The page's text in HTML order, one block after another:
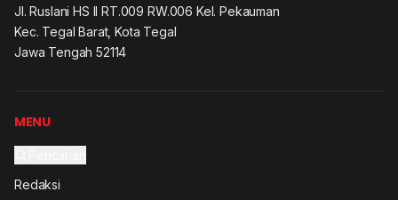
Jl. Ruslani HS II RT.009 RW.006 Kel. Pekauman
Kec. Tegal Barat, Kota Tegal
Jawa Tengah 52114
MENU
Redaksi